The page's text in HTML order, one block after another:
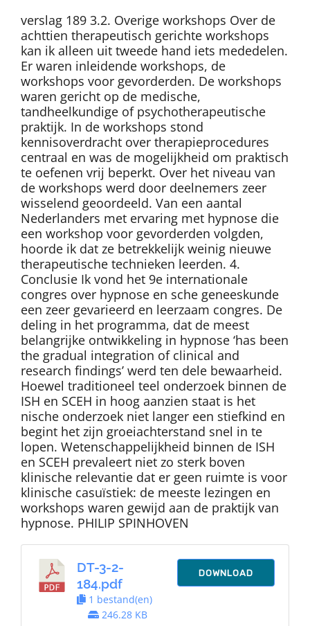
verslag 189 3.2. Overige workshops Over de
achttien therapeutisch gerichte workshops
kan ik alleen uit tweede hand iets mededelen.
Er waren inleidende workshops, de
workshops voor gevorderden. De workshops
waren gericht op de medische,
tandheelkundige of psychotherapeutische
praktijk. In de workshops stond
kennisoverdracht over therapieprocedures
centraal en was de mogelijkheid om praktisch
te oefenen vrij beperkt. Over het niveau van
de workshops werd door deelnemers zeer
wisselend geoordeeld. Van een aantal
Nederlanders met ervaring met hypnose die
een workshop voor gevorderden volgden,
hoorde ik dat ze betrekkelijk weinig nieuwe
therapeutische technieken leerden. 4.
Conclusie Ik vond het 9e internationale
congres over hypnose en sche geneeskunde
een zeer gevarieerd en leerzaam congres. De
deling in het programma, dat de meest
belangrijke ontwikkeling in hypnose ‘has been
the gradual integration of clinical and
research findings’ werd ten dele bewaarheid.
Hoewel traditioneel teel onderzoek binnen de
ISH en SCEH in hoog aanzien staat is het
nische onderzoek niet langer een stiefkind en
begint het zijn groeiachterstand snel in te
lopen. Wetenschappelijkheid binnen de ISH
en SCEH prevaleert niet zo sterk boven
klinische relevantie dat er geen ruimte is voor
klinische casuïstiek: de meeste lezingen en
workshops waren gewijd aan de praktijk van
hypnose. PHILIP SPINHOVEN
DT-3-2-
184.pdf
1 bestand(en)
246.28 KB
DOWNLOAD